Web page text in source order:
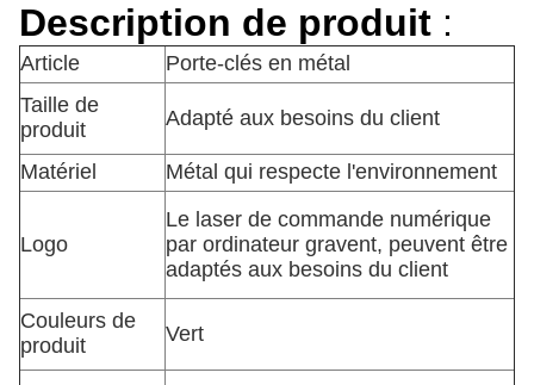
Description de produit :
Article
Porte-clés en métal
Taille de
produit
Adapté aux besoins du client
Matériel Métal qui respecte l'environnement
Logo
Le laser de commande numérique
par ordinateur gravent, peuvent être
adaptés aux besoins du client
Couleurs de
produit
Vert